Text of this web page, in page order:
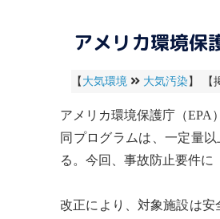
アメリカ環境保
【 大気環境 大気汚染 】 【
アメリカ環境保護庁 （EPA
同プログラムは、一定量
る。今回、事故防止要件に
改正により、対象施設は